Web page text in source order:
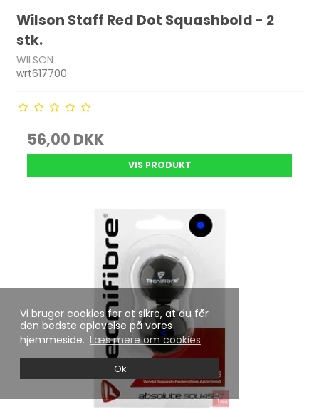
Vi bruger cookies for at sikre, at du får
den bedste oplevelse på vores
hjemmeside. Læs mere om cookies
Ok
Wilson Staff Red Dot Squashbold - 2
stk.
WILSON
wrt617700
56,00 DKK
VIS PRODUKT